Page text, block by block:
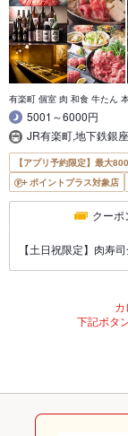
有楽町 個室 肉 和食 牛たん
5001～6000円
JR有楽町,地下鉄銀
【アプリ予約限定】最大
ポイントプラス対象店
クーポ
【土日祝限定】肉寿
下記ボタ